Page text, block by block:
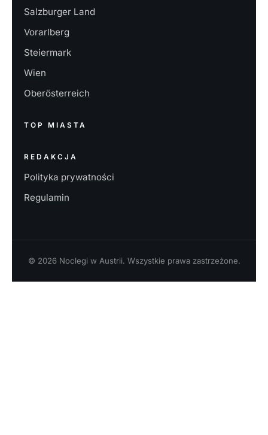
Salzburger Land
Vorarlberg
Steiermark
Wien
Oberösterreich
TOP MIASTA
REDAKCJA
Polityka prywatności
Regulamin
© 2026 Noclegi w Austrii. Wszystkie prawa zastrzeżone.